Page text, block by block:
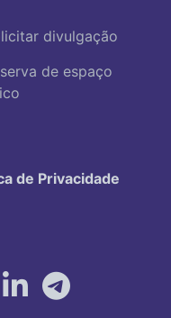
divulgação
de espaço
de Privacidade